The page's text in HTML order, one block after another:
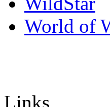
World of
Links